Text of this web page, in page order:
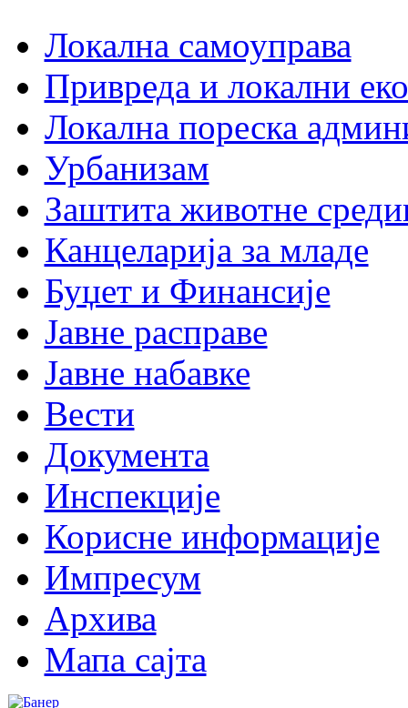
Локална самоуправа
Привреда и локални
Локална пореска
Урбанизам
Заштита животне
Канцеларија за младе
Буџет и Финансије
Јавне расправе
Јавне набавке
Вести
Документа
Инспекције
Корисне информације
Импресум
Архива
Мапа сајта